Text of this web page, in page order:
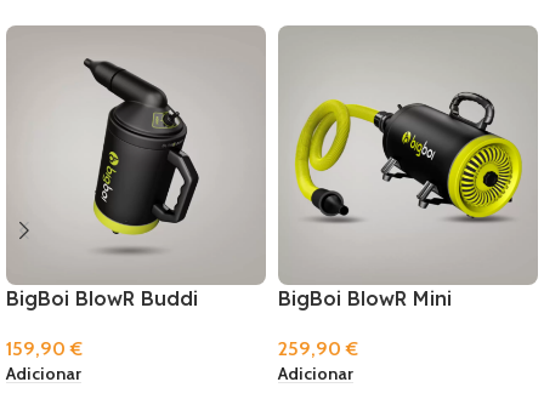
BigBoi BlowR Buddi
159,90€
Adicionar
BigBoi BlowR Mini
259,90€
Adicionar